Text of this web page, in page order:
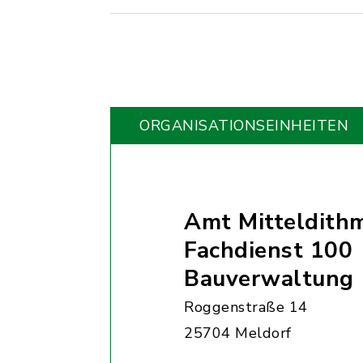
ORGANISATIONS­EINHEITEN
Amt
Fachdienst 100
Bauverwaltung
Roggenstraße 14
25704 Meldorf